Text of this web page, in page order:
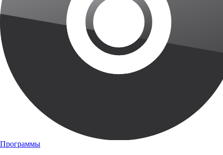
Программы